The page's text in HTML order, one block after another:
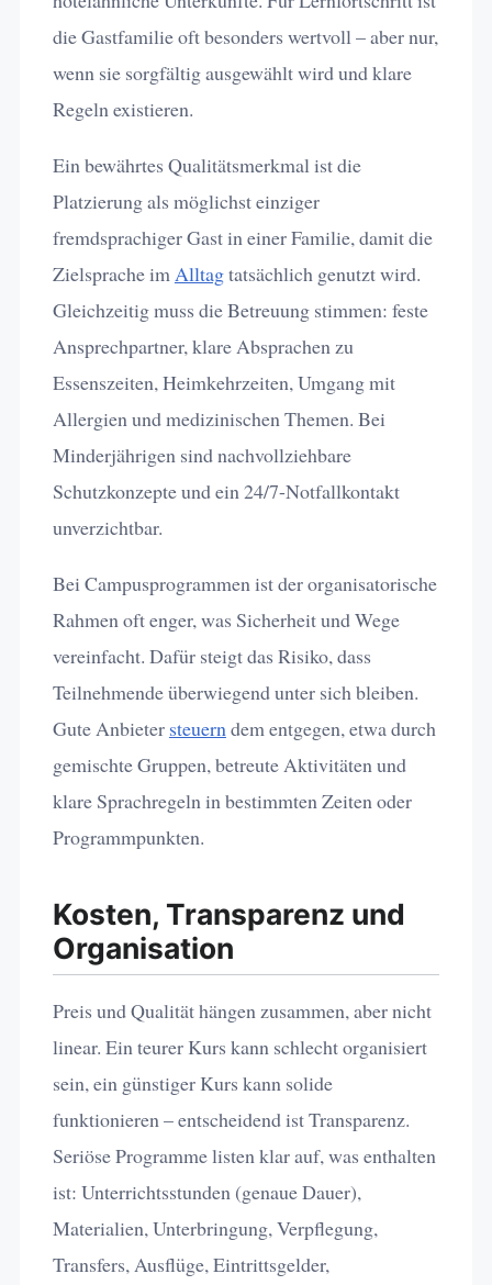
die Gastfamilie oft besonders wertvoll – aber nur,
wenn sie sorgfältig ausgewählt wird und klare
Regeln existieren.
Ein bewährtes Qualitätsmerkmal ist die
Platzierung als möglichst einziger
fremdsprachiger Gast in einer Familie, damit die
Zielsprache imAlltagtatsächlich genutzt wird.
Gleichzeitig muss die Betreuung stimmen: feste
Ansprechpartner, klare Absprachen zu
Essenszeiten, Heimkehrzeiten, Umgang mit
Allergien und medizinischen Themen. Bei
Minderjährigen sind nachvollziehbare
Schutzkonzepte und ein 24/7-Notfallkontakt
unverzichtbar.
Bei Campusprogrammen ist der organisatorische
Rahmen oft enger, was Sicherheit und Wege
vereinfacht. Dafür steigt das Risiko, dass
Teilnehmende überwiegend unter sich bleiben.
Gute Anbieter steuerndem entgegen, etwa durch
gemischte Gruppen, betreute Aktivitäten und
klare Sprachregeln in bestimmten Zeiten oder
Programmpunkten.
Kosten, Transparenz und
Organisation
Preis und Qualität hängen zusammen, aber nicht
linear. Ein teurer Kurs kann schlecht organisiert
sein, ein günstiger Kurs kann solide
funktionieren – entscheidend ist Transparenz.
Seriöse Programme listen klar auf, was enthalten
ist: Unterrichtsstunden (genaue Dauer),
Materialien, Unterbringung, Verpflegung,
Transfers, Ausflüge, Eintrittsgelder,